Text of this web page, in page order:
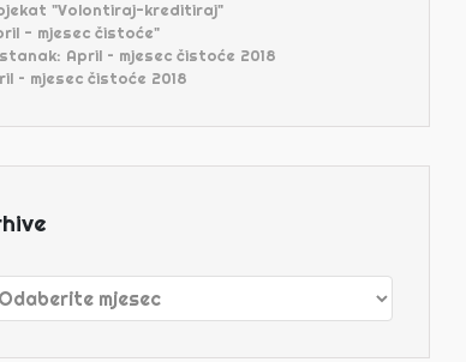
"Volontiraj-kreditiraj"
- mjesec čistoće"
April – mjesec čistoće 2018
– mjesec čistoće 2018